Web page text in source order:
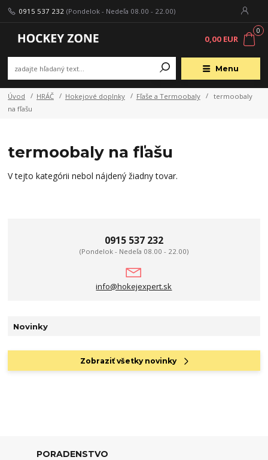
Menu
0915 537 232 (Pondelok - Nedeľa 08.00 - 22.00)
0
0,00 EUR
Úvod HRÁČ Hokejové doplnky Fľaše a Termoobaly
termoobaly
na fľašu
termoobaly na fľašu
V tejto kategórii nebol nájdený žiadny tovar.
0915 537 232
(Pondelok - Nedeľa 08.00 - 22.00)
info@hokejexpert.sk
Novinky
Zobraziť všetky novinky
PORADENSTVO